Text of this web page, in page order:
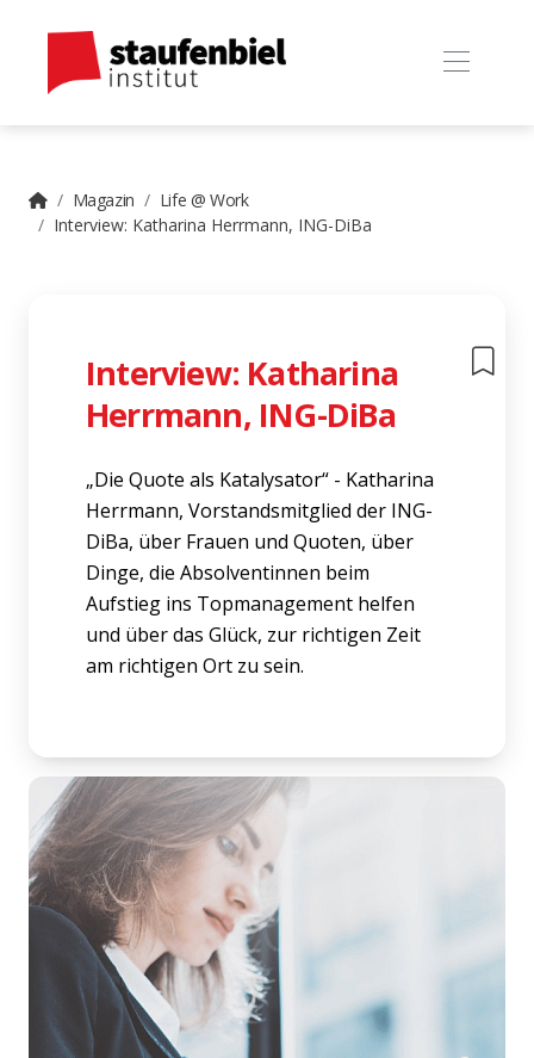
Magazin
Life @ Work
Interview: Katharina Herrmann, ING-DiBa
Interview: Katharina
Herrmann, ING-DiBa
„Die Quote als Katalysator“ - Katharina
Herrmann, Vorstandsmitglied der ING-
DiBa, über Frauen und Quoten, über
Dinge, die Absolventinnen beim
Aufstieg ins Topmanagement helfen
und über das Glück, zur richtigen Zeit
am richtigen Ort zu sein.